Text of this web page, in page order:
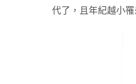
代了，且年紀越小